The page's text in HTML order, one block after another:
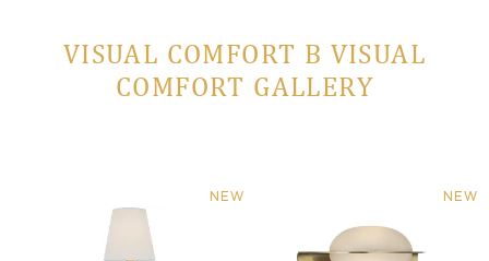
VISUAL COMFORT В VISUAL
COMFORT GALLERY
NEW NEW